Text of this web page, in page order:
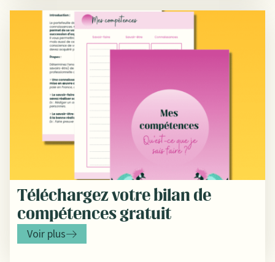
Téléchargez votre bilan de
compétences gratuit
Voir plus